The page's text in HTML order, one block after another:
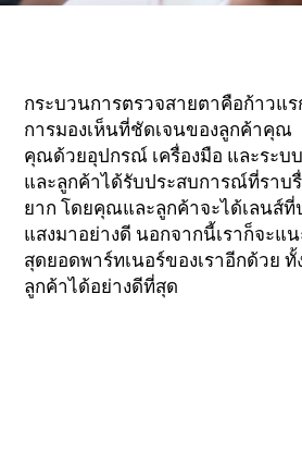
กระบวนการตรวจสายตาคือก้าวแ
การมองเห็นที่ชัดเจนของลูกค้าคุ
คุณด้วยอุปกรณ์ เครื่องมือ และระบ
และลูกค้าได้รับประสบการณ์ที่ราบ
ยาก โดยคุณและลูกค้าจะได้เลนส์ที่
แสงมาอย่างดี นอกจากนี้เราก็จะแ
สุดยอดพาร์ทเนอร์ของเราอีกด้วย
ลูกค้าได้อย่างดีที่สุด